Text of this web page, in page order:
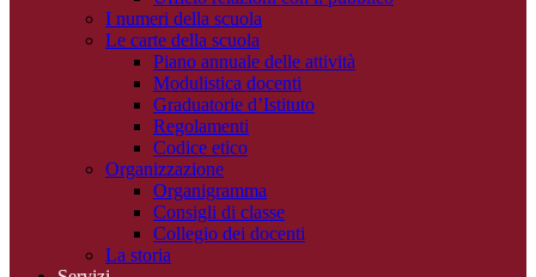
I numeri della scuola
Le carte della scuola
Piano annuale delle attività
Modulistica docenti
Graduatorie d’Istituto
Regolamenti
Codice etico
Organizzazione
Organigramma
Consigli di classe
Collegio dei docenti
La storia